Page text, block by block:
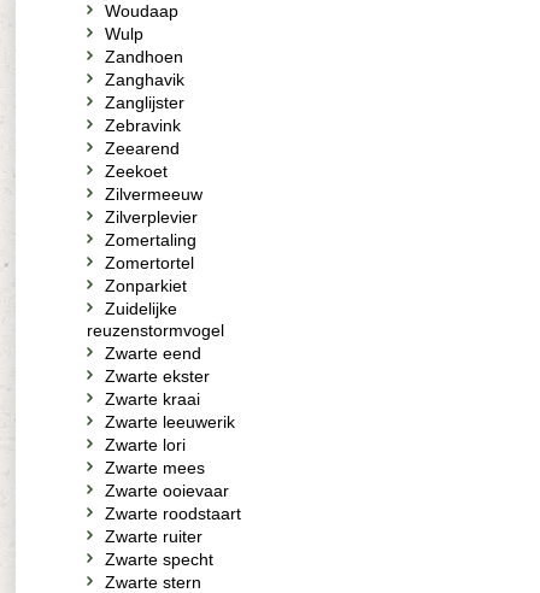
Woudaap
Wulp
Zandhoen
Zanghavik
Zanglijster
Zebravink
Zeearend
Zeekoet
Zilvermeeuw
Zilverplevier
Zomertaling
Zomertortel
Zonparkiet
Zuidelijke
reuzenstormvogel
Zwarte eend
Zwarte ekster
Zwarte kraai
Zwarte leeuwerik
Zwarte lori
Zwarte mees
Zwarte ooievaar
Zwarte roodstaart
Zwarte ruiter
Zwarte specht
Zwarte stern